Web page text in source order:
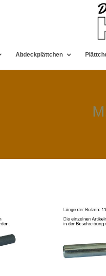
Abdeckplättchen